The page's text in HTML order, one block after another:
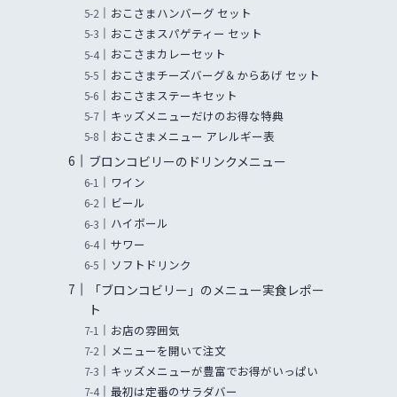
おこさまハンバーグ セット
おこさまスパゲティー セット
おこさまカレーセット
おこさまチーズバーグ＆からあげ セット
おこさまステーキセット
キッズメニューだけのお得な特典
おこさまメニュー アレルギー表
ブロンコビリーのドリンクメニュー
ワイン
ビール
ハイボール
サワー
ソフトドリンク
「ブロンコビリー」のメニュー実食レポー
ト
お店の雰囲気
メニューを開いて注文
キッズメニューが豊富でお得がいっぱい
最初は定番のサラダバー